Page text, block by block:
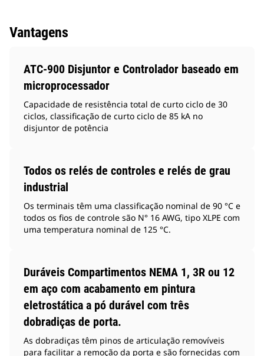
Vantagens
ATC-900 Disjuntor e Controlador baseado em
microprocessador
Capacidade de resistência total de curto ciclo de 30
ciclos, classificação de curto ciclo de 85 kA no
disjuntor de potência
Todos os relés de controles e relés de grau
industrial
Os terminais têm uma classificação nominal de 90 °C e
todos os fios de controle são N° 16 AWG, tipo XLPE com
uma temperatura nominal de 125 °C.
Duráveis Compartimentos NEMA 1, 3R ou 12
em aço com acabamento em pintura
eletrostática a pó durável com três
dobradiças de porta.
As dobradiças têm pinos de articulação removíveis
para facilitar a remoção da porta e são fornecidas com